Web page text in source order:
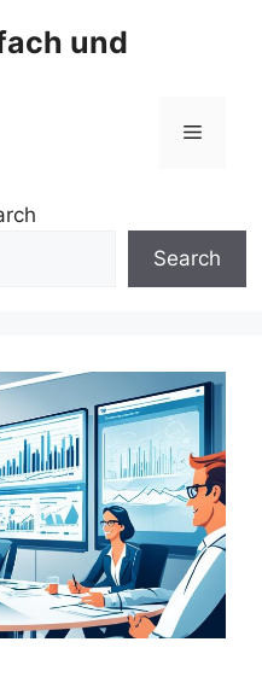
und
Menü
Search